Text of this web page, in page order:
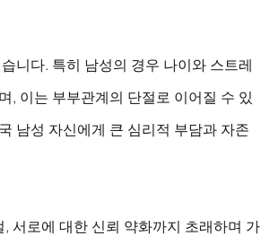
니다. 특히 남성의 경우 나이와 스트레
, 이는 부부관계의 단절로 이어질 수 있
남성 자신에게 큰 심리적 부담과 자존
서로에 대한 신뢰 약화까지 초래하며 가